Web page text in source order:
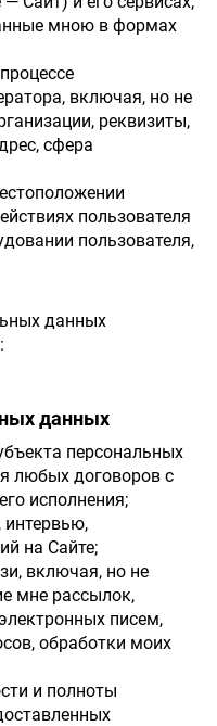
мною в формах
включая, но не
реквизиты,
сфера
пользователя
пользователя,
данных
данных
персональных
любых договоров с
исполнения;
интервью,
на Сайте;
включая, но не
мне рассылок,
писем,
обработки моих
и полноты